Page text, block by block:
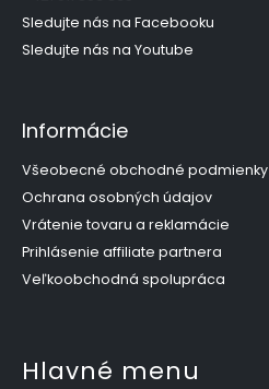
Sledujte nás na Facebooku
Sledujte nás na Youtube
Informácie
Všeobecné obchodné podmienky
Ochrana osobných údajov
Vrátenie tovaru a reklamácie
Prihlásenie affiliate partnera
Veľkoobchodná spolupráca
Hlavné menu